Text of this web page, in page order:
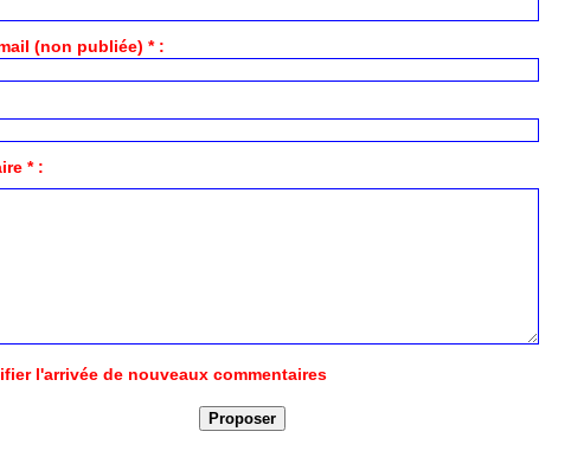
(non publiée) * :
* :
l'arrivée de nouveaux commentaires